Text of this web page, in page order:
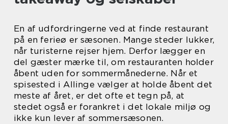
En af udfordringerne ved at finde restaurant
på en ferieø er sæsonen. Mange steder lukker,
når turisterne rejser hjem. Derfor lægger en
del gæster mærke til, om restauranten holder
åbent uden for sommermånederne. Når et
spisested i Allinge vælger at holde åbent det
meste af året, er det ofte et tegn på, at
stedet også er forankret i det lokale miljø og
ikke kun lever af sommersæsonen.